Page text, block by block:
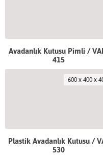
Avadanlık Kutusu Pimli /
415
600 x 400 x
Plastik Avadanlık Kutusu /
530